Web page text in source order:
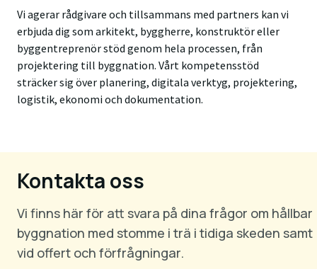
Vi agerar rådgivare och tillsammans med partners kan vi
erbjuda dig som arkitekt, byggherre, konstruktör eller
byggentreprenör stöd genom hela processen, från
projektering till byggnation. Vårt kompetensstöd
sträcker sig över planering, digitala verktyg, projektering,
logistik, ekonomi och dokumentation.
Kontakta oss
Vi finns här för att svara på dina frågor om hållbar
byggnation med stomme i trä i tidiga skeden samt
vid offert och förfrågningar.